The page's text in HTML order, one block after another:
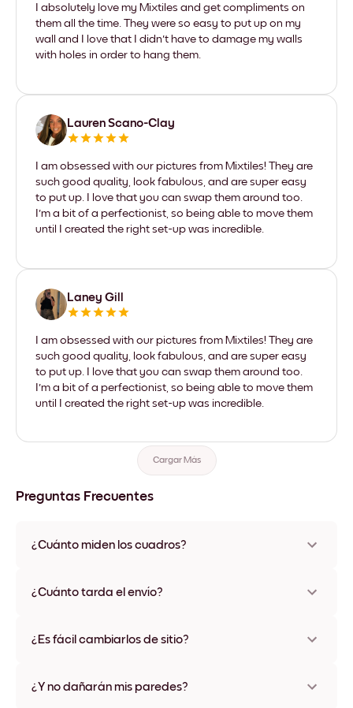
I absolutely love my Mixtiles and get compliments on
them all the time. They were so easy to put up on my
wall and I love that I didn't have to damage my walls
with holes in order to hang them.
Lauren Scano-Clay
I am obsessed with our pictures from Mixtiles! They are
such good quality, look fabulous, and are super easy
to put up. I love that you can swap them around too.
I'm a bit of a perfectionist, so being able to move them
until I created the right set-up was incredible.
Laney Gill
I am obsessed with our pictures from Mixtiles! They are
such good quality, look fabulous, and are super easy
to put up. I love that you can swap them around too.
I'm a bit of a perfectionist, so being able to move them
until I created the right set-up was incredible.
Cargar Más
Preguntas Frecuentes
¿Cuánto miden los cuadros?
varios materiales y colores de marco, incluidas opciones sin
¿Cuánto tarda el envío?
disponibles en algunos países. Te enviaremos un número de
¿Es fácil cambiarlos de sitio?
ningún daño
¿Y no dañarán mis paredes?